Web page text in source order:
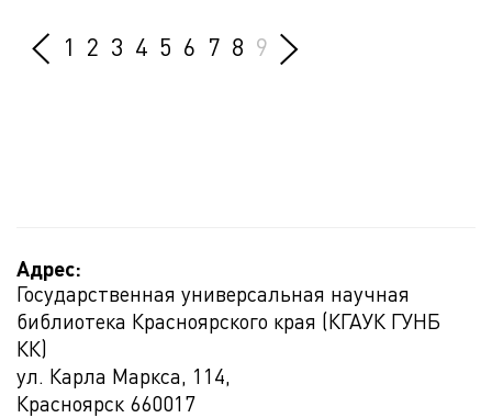
1 2 3 4 5 6 7 8 9
Адрес:
Государственная универсальная научная
библиотека Красноярского края (КГАУК ГУНБ
КК)
ул. Карла Маркса, 114,
Красноярск 660017